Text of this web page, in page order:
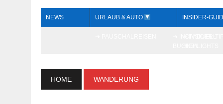
NEWS URLAUB & AUTO INSIDER-
HOME WANDERUNG